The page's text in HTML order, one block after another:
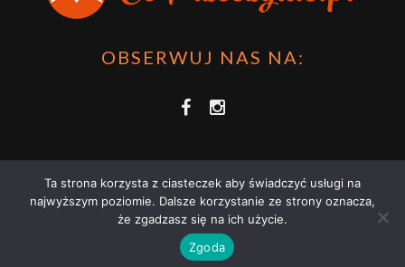
OBSERWUJ NAS NA:
COPRZECZYTAĆ.PL 2021 | STRONA WYKORZYSTUJE PLIKI COOKIES |
POLITYKĄ PRYWATNOŚCI
Ta strona korzysta z ciasteczek aby świadczyć usługi na
najwyższym poziomie. Dalsze korzystanie ze strony oznacza,
że zgadzasz się na ich użycie.
Zgoda